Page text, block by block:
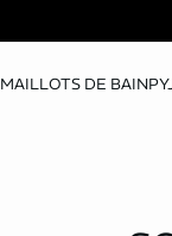
MAILLOTS DE BAIN